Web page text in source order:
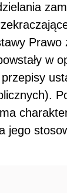
Prawo
w
jego